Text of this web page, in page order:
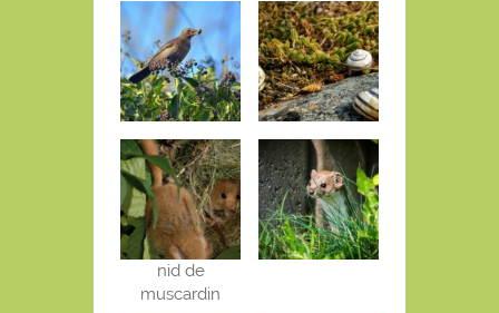
nid de
muscardin